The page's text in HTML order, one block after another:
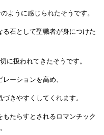
ように感じられたそうです。
石として聖職者が身につけた
に扱われてきたそうです。
ーションを高め、
きやすくしてくれます。
たらすとされるロマンチック